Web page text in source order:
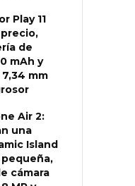
Play 11
precio,
de
mAh y
mm
Air 2:
una
Island
pequeña,
cámara